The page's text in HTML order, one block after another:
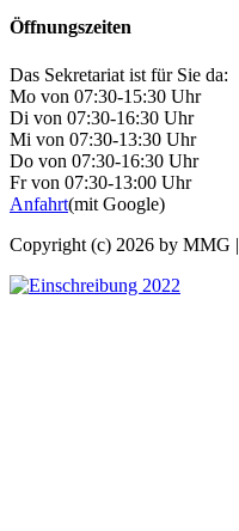
Öffnungszeiten
Das Sekretariat ist für Sie da:
Mo von 07:30-15:30 Uhr
Di von 07:30-16:30 Uhr
Mi von 07:30-13:30 Uhr
Do von 07:30-16:30 Uhr
Fr von 07:30-13:00 Uhr
Anfahrt(mit Google)
Copyright (c) 2026 by MMG |